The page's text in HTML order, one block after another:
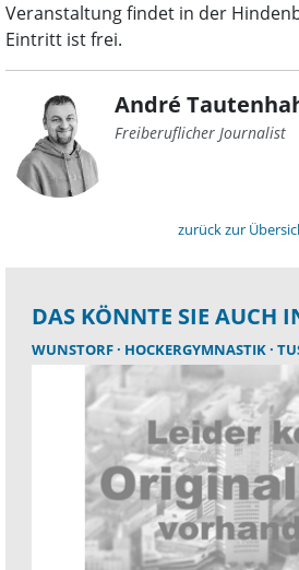
Veranstaltung findet in der
Eintritt ist frei.
André
Freiberuflicher Journalist
zurück zur
DAS KÖNNTE SIE AUCH
WUNSTORF HOCKERGYMNASTIK